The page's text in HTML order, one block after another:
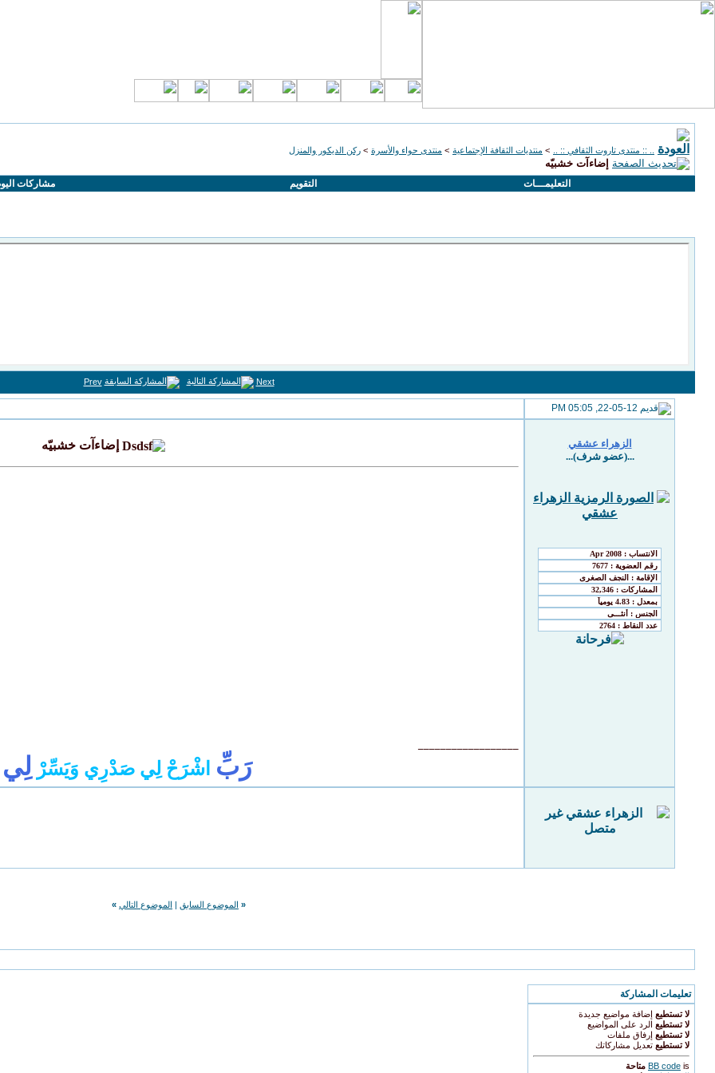
.. :: منتدى تاروت الثقافي :: .. > منتديات الثقافة الإجتماعية > منتدى حواء والأسرة > ركن الديكور والمنزل
إضاءآت خشبيّه
التعليمـــات التقويم مشاركات
Prev Next
الزهراء عشقي
...(عضو شرف)...
إضاءآت خشبيّه
رَبِّ اشْرَحْ لِي صَدْرِي وَيَسِّرْ لِي
« الموضوع السابق | الموضوع التالي »
تعليمات المشاركة
لا تستطيع إضافة مواضيع جديدة
لا تستطيع الرد على المواضيع
لا تستطيع إرفاق ملفات
لا تستطيع تعديل مشاركاتك
BB code is
متاحة